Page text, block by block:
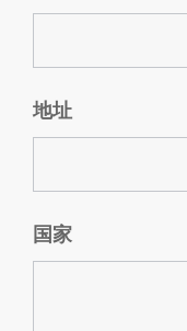
地址
国家